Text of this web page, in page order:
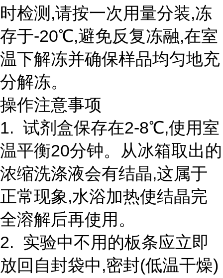
时检测,请按一次用量分装,冻
存于-20℃,避免反复冻融,在室
温下解冻并确保样品均匀地充
分解冻。
操作注意事项
1. 试剂盒保存在2-8℃,使用室
温平衡20分钟。从冰箱取出的
浓缩洗涤液会有结晶,这属于
正常现象,水浴加热使结晶完
全溶解后再使用。
2. 实验中不用的板条应立即
放回自封袋中,密封(低温干燥)